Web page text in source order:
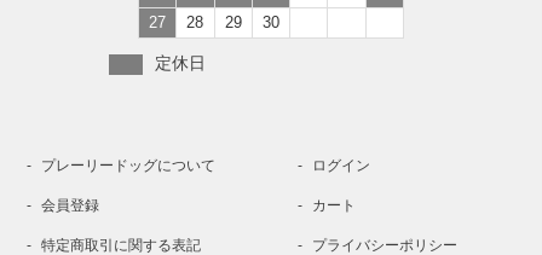
27
28 29 30
定休日
プレーリードッグについて ログイン
会員登録 カート
特定商取引に関する表記 プライバシーポリシー